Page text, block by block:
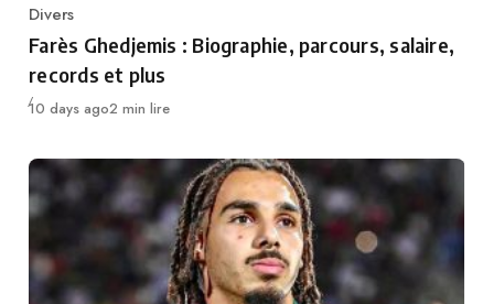
Category
Divers
Farès Ghedjemis : Biographie, parcours, salaire,
records et plus
Publié
10 days ago2 min lire